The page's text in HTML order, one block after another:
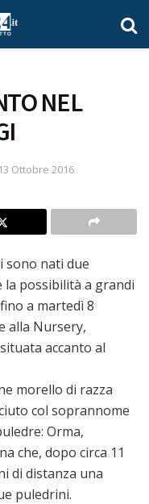
NEL
13 Ottobre 2016
sono nati due
possibilità a grandi
a martedì 8
alla Nursery,
accanto al
morello di razza
col soprannome
Orma,
che, dopo circa 11
di distanza una
puledrini.